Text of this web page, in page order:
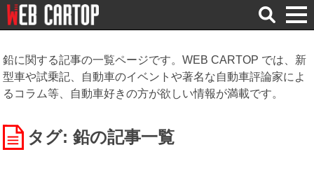
検
索
鉛に関する記事の一覧ページです。WEB CARTOP では、新
型車や試乗記、自動車のイベントや著名な自動車評論家によ
るコラム等、自動車好きの方が欲しい情報が満載です。
タグ: 鉛の記事一覧